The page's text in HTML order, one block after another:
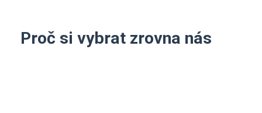
Proč si vybrat zrovna nás